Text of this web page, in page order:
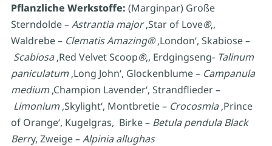
Pflanzliche Werkstoffe: (Marginpar) Große
Sterndolde –Astrantia major‚Star of Love®‚,
Waldrebe – Clematis Amazing®‚London‘, Skabiose –
Scabiosa‚Red Velvet Scoop®‚, Erdgingseng- Talinum
paniculatum‚Long John‘, Glockenblume – Campanula
medium‚Champion Lavender‘, Strandflieder –
Limonium‚Skylight‘, Montbretie – Crocosmia‚Prince
of Orange‘, Kugelgras, Birke – Betula pendula Black
Berry, Zweige –Alpinia allughas